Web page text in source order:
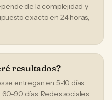
de la complejidad y
exacto en 24 horas,
resultados?
se entregan en 5-10 días.
90 días. Redes sociales